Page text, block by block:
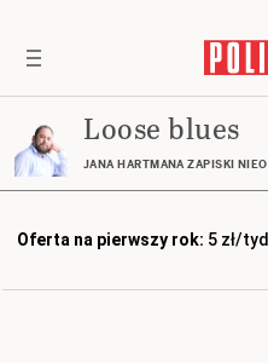
Loose blues
JANA HARTMANA ZAPISKI
Oferta na pierwszy rok: 5 zł/